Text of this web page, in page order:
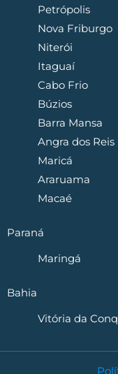
Petrópolis
Nova Friburgo
Niterói
Itaguaí
Cabo Frio
Búzios
Barra Mansa
Angra dos Reis
Maricá
Araruama
Macaé
Paraná
Maringá
Bahia
Vitória da